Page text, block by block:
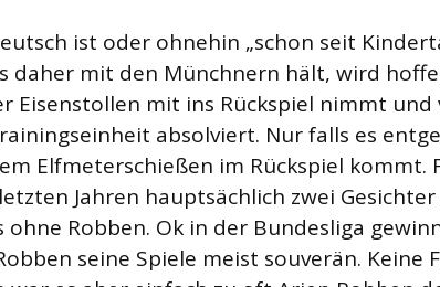
ist oder ohnehin „schon seit
daher mit den Münchnern hält, wird
Eisenstollen mit ins Rückspiel nimmt und
absolviert. Nur falls es
Elfmeterschießen im Rückspiel kommt.
Jahren hauptsächlich zwei
Robben. Ok in der Bundesliga
seine Spiele meist souverän. Keine